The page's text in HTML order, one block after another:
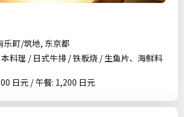
乐町/筑地, 东京都
料理 / 日式牛排 / 铁板烧 / 生鱼片、海鲜料
日元 / 午餐: 1,200 日元